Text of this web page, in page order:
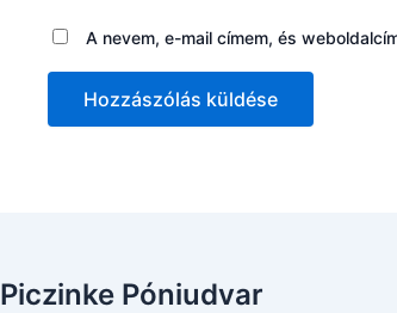
A nevem, e-mail címem, és
Piczinke Póniudvar